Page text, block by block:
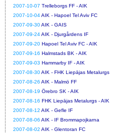
2007-10-07 Trelleborgs FF - AIK
2007-10-04AIK - Hapoel Tel Aviv FC
2007-09-30AIK - GAIS
2007-09-24AIK - Djurgårdens IF
2007-09-20 Hapoel Tel Aviv FC - AIK
2007-09-16 Halmstads BK - AIK
2007-09-03 Hammarby IF - AIK
2007-08-30AIK - FHK Liepājas Metalurgs
2007-08-26 AIK - Malmö FF
2007-08-19 Örebro SK - AIK
2007-08-16 FHK Liepājas Metalurgs - AIK
2007-08-12 AIK - Gefle IF
2007-08-06 AIK - IF Brommapojkarna
2007-08-02 AIK - Glentoran FC